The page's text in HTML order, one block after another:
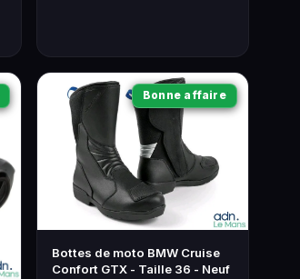
Bonne affaire
Bottes de moto BMW Cruise
Confort GTX - Taille 36 - Neuf